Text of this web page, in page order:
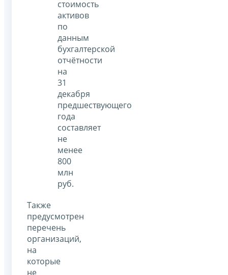
стоимость
активов
по
данным
бухгалтерской
отчётности
на
31
декабря
предшествующего
года
составляет
не
менее
800
млн
руб.
Также
предусмотрен
перечень
организаций,
на
которые
не